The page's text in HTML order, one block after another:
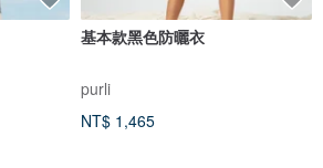
基本款黑色防曬衣
purli
NT$ 1,465